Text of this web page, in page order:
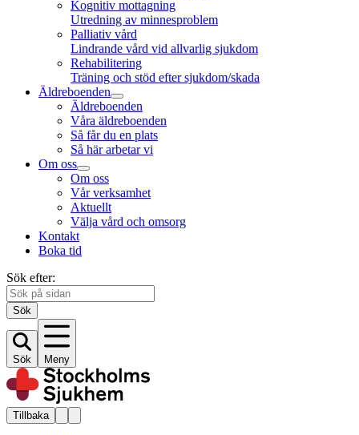
Kognitiv mottagning
Utredning av minnesproblem
Palliativ vård
Lindrande vård vid allvarlig sjukdom
Rehabilitering
Träning och stöd efter sjukdom/skada
Äldreboenden
Äldreboenden
Våra äldreboenden
Så får du en plats
Så här arbetar vi
Om oss
Om oss
Vår verksamhet
Aktuellt
Välja vård och omsorg
Kontakt
Boka tid
Sök efter:
Sök
Sök Meny
Tillbaka